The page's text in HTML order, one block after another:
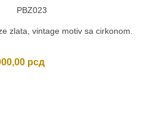
PBZ023
zlata, vintage motiv sa cirkonom.
рсд